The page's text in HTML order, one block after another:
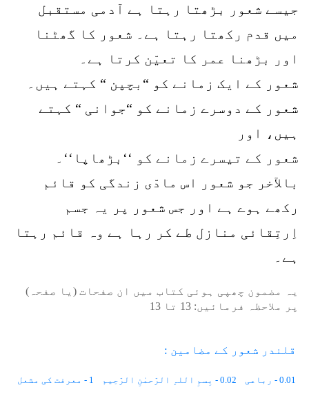
جیسے شعور بڑھتا رہتا ہے آدمی مستقبل
میں قدم رکھتا رہتا ہے۔ شعور کا گھٹنا
اور بڑھنا عمر کا تعیّن کرتا ہے۔
شعور کے ایک زمانے کو “بچپن “ کہتے ہیں۔
شعور کے دوسرے زمانے کو “جوانی “ کہتے
ہیں، اور
شعور کے تیسرے زمانے کو ‘‘بڑھاپا‘‘۔
بالآخر جو شعور اس مادّی زندگی کو قائم
رکھے ہوے ہے اور جس شعور پر یہ جسم
اِرتِقائی منازل طے کر رہا ہے وہ قائم رہتا
ہے۔
یہ مضمون چھپی ہوئی کتاب میں ان صفحات (یا صفحہ)
پر ملاحظہ فرمائیں: 13 تا 13
قلندر شعور کے مضامین :
0.01 - رباعی 0.02 - بِسمِ اللہِ الرّحمٰنِ الرّحِیم 1 - معرفت کی مشعل